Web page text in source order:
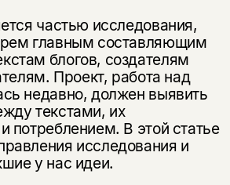
частью исследования,
глав­ным составляющим
блогов, создателям
Проект, работа над
недавно, должен выявить
текстами, их
потребле­нием. В этой статье
исследования и
у нас идеи.